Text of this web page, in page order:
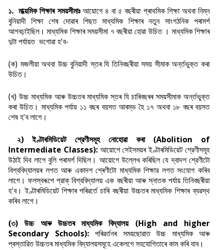
১. মাধ্য়মিক শিক্ষাৰ সময়সীমাঃআয়োগে ৪ বা ৫ বছৰীয়া প্ৰাথমিক শিক্ষা অথবা নিম্ন
বুনিয়াদী শিক্ষা শেষ দোৱাৰ পিছত মাধ্যমিক শিক্ষাৰ নতুন সাংগঠনিক পৰামৰ্শ
আগবঢ়াইছিল। মাধ্যমিক শিক্ষাৰ সময়সীমা ৭ বছৰীয়া হোৱা উচিত । মাধ্যমিক শিক্ষাৰ
দুটা পৰ্যায়ত ভগোৱা হ'ব-
(ক) মজলীয়া অথবা উচ্চ বুনিয়াদী স্তৰ যি তিনিবছৰীয়া সময় সীমাক অৰ্ন্তভুক্ত কৰা
উচিত।
(খ) উচ্চ মাধ্যমিক আৰু উচ্চতৰ মাধ্যমিক স্তৰ যি চাৰিবছৰৰ সময়সীমাক অৰ্ন্তভুক্ত
কৰা উচিত। মাধ্যমিক পৰ্যায় ১১ বছৰ বয়সত আৰম্ভ হৈ ১৭ অথবা ১৮ বছৰ বয়সত
শেষ হ'ব লাগে।
২) ইণ্টাৰমিডিয়েট শ্রেণীসমূহ নোহোৱা কৰা (Abolition of
Intermediate Classes):আয়োগে সেইসময়ৰ ইণ্টাৰমিডিয়েট শ্রেণীসমূহ
উঠাই দিব লাগে বুলি পৰামৰ্শ দিছিল। আয়োগে উল্লেখ কৰিছিল যে দ্বাদশ শ্রেণীটো
বিশ্ববিদ্যালয়ৰ লগত আৰু একাদশ শ্ৰেণীটো মাধ্যমিক শিক্ষার লগত সংযোগ কৰিব
লাগে। ফলস্বৰূপে প্রাক্ বিশ্ববিদ্যালয় এক বছৰীয়া আৰু স্নাতক পর্যায় তিনিবছৰীয়া
হ'ব। ইণ্টাৰমিডিয়েট শিক্ষাৰ পৰিৱৰ্তে চাৰি বছৰীয়া উচ্চতৰ মাধ্যমিক শিক্ষাৰ ব্যৱস্থ
কৰিব লাগে।
(৩) উচ্চ আৰু উচ্চতৰ মাধ্যমিক বিদ্যালয় (High and higher
Secondary Schools):পৰিৱৰ্তনৰ সময়ছোৱাত উচ্চ মাধ্যমিক আৰু
প্ৰস্তাৱিত উচ্চতৰ মাধ্যমিক বিদ্যালয়সমূহে একেলগে সহযোগিতাৰে কাম কৰি যাব।